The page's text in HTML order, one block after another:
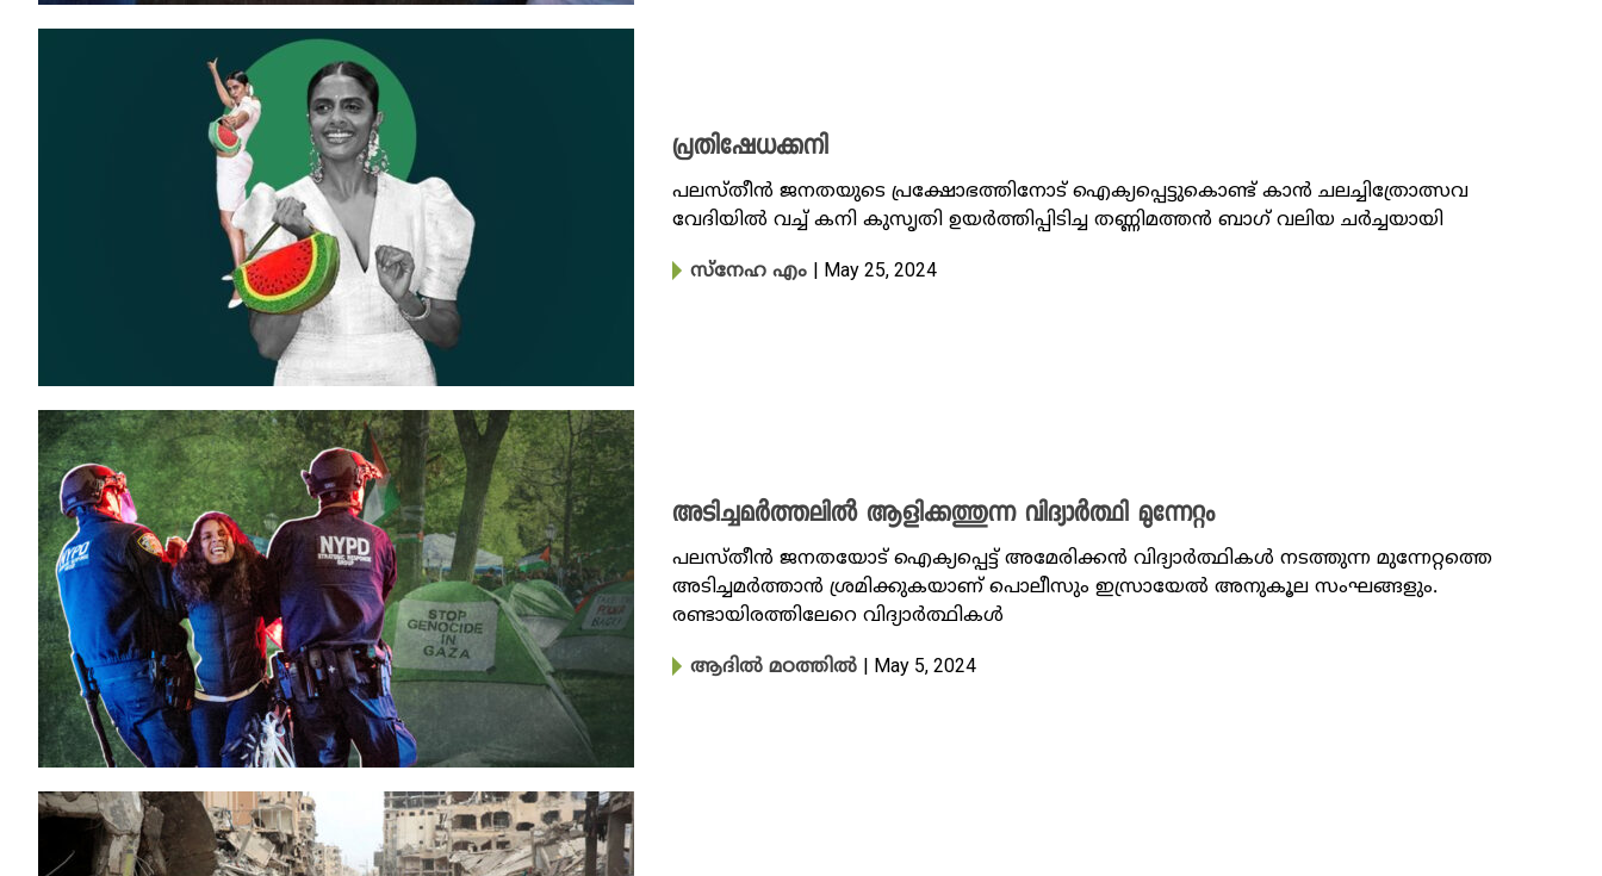
പ്രതിഷേധക്കനി
പലസ്തീൻ ജനതയുടെ പ്രക്ഷോഭത്തിനോട് ഐക്യപ്പെട്ടുകൊണ്ട് കാൻ ചലച്ചിത്രോത്സവ
വേദിയിൽ വച്ച് കനി കുസൃതി ഉയർത്തിപ്പിടിച്ച തണ്ണിമത്തൻ ബാ​ഗ് വലിയ ചർച്ചയായി
സ്നേഹ എം | May 25, 2024
അടിച്ചമർത്തലിൽ ആളിക്കത്തുന്ന വിദ്യാർത്ഥി മുന്നേറ്റം
പലസ്തീൻ ജനതയോട് ഐക്യപ്പെട്ട് അമേരിക്കൻ വിദ്യാർത്ഥികൾ നടത്തുന്ന മുന്നേറ്റത്തെ
അടിച്ചമർത്താൻ ശ്രമിക്കുകയാണ് പൊലീസും ഇസ്രായേൽ അനുകൂല സംഘങ്ങളും.
രണ്ടായിരത്തിലേറെ വിദ്യാർത്ഥികൾ
ആദിൽ മഠത്തിൽ | May 5, 2024